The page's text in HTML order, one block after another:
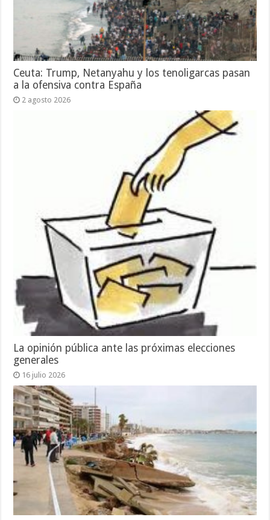
Ceuta: Trump, Netanyahu y los tenoligarcas pasan
a la ofensiva contra España
2 agosto 2026
La opinión pública ante las próximas elecciones
generales
16 julio 2026